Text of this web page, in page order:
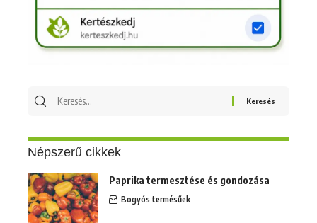
Keresés
Népszerű cikkek
Paprika termesztése és gondozása
Bogyós termésűek